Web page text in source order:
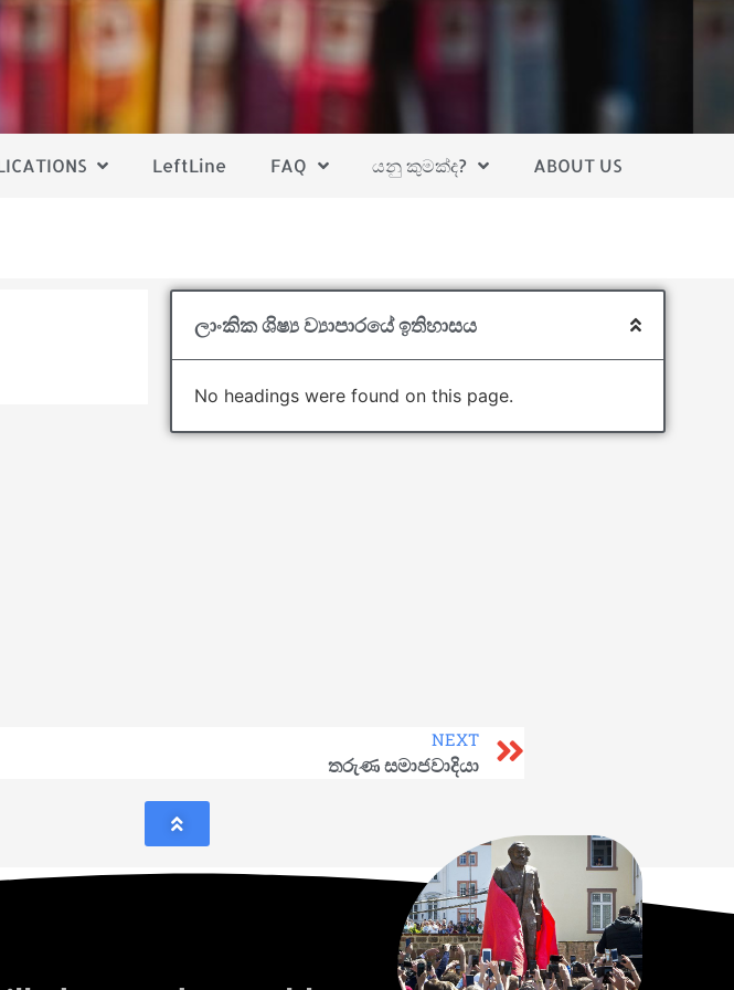
LeftLine FAQ යනු කුමක්ද? ABOUT US
ලාංකික ශිෂ්‍ය ව්‍යාපාරයේ ඉතිහාසය
No headings were found on this page.
NEXT
තරුණ සමාජවාදියා